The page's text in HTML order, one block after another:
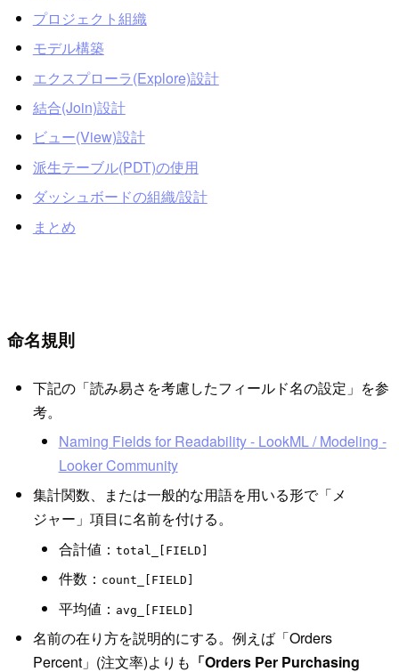
プロジェクト組織
モデル構築
エクスプローラ(Explore)設計
結合(Join)設計
ビュー(View)設計
派生テーブル(PDT)の使用
ダッシュボードの組織/設計
まとめ
命名規則
下記の「読み易さを考慮したフィールド名の設定」を参
考。
Naming Fields for Readability - LookML / Modeling -
Looker Community
集計関数、または一般的な用語を用いる形で「メ
ジャー」項目に名前を付ける。
合計値： total_[FIELD]
件数： count_[FIELD]
平均値： avg_[FIELD]
名前の在り方を説明的にする。例えば「Orders
Percent」(注文率)よりも 「Orders Per Purchasing